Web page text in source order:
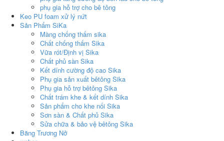
phụ gia hỗ trợ cho bê tông
Keo PU foam xử lý nứt
Sản Phẩm SiKa
Màng chống thấm sika
Chất chống thấm Sika
Vữa rót/Định vị Sika
Chất phủ sàn Sika
Kết dính cường độ cao Sika
Phụ gia sản xuất bêtông Sika
Phụ gia hỗ trợ bêtông Sika
Chất trám khe & kết dính Sika
Sản phẩm cho khe nối Sika
Sơn sàn & Chất phủ Sika
Sửa chữa & bảo vệ bêtông Sika
Băng Trương Nở